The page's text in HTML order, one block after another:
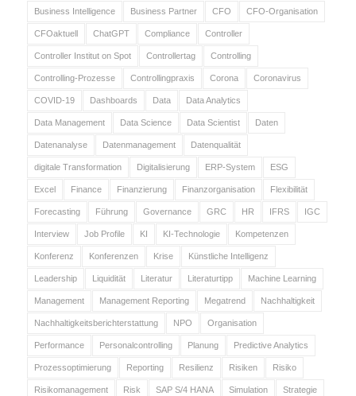
Business Intelligence Business Partner CFO CFO-Organisation
CFOaktuell ChatGPT Compliance Controller
Controller Institut on Spot Controllertag Controlling
Controlling-Prozesse Controllingpraxis Corona Coronavirus
COVID-19 Dashboards Data Data Analytics
Data Management Data Science Data Scientist Daten
Datenanalyse Datenmanagement Datenqualität
digitale Transformation Digitalisierung ERP-System ESG
Excel Finance Finanzierung Finanzorganisation Flexibilität
Forecasting Führung Governance GRC HR IFRS IGC
Interview Job Profile KI KI-Technologie Kompetenzen
Konferenz Konferenzen Krise Künstliche Intelligenz
Leadership Liquidität Literatur Literaturtipp Machine Learning
Management Management Reporting Megatrend Nachhaltigkeit
Nachhaltigkeitsberichterstattung NPO Organisation
Performance Personalcontrolling Planung Predictive Analytics
Prozessoptimierung Reporting Resilienz Risiken Risiko
Risikomanagement Risk SAP S/4 HANA Simulation Strategie